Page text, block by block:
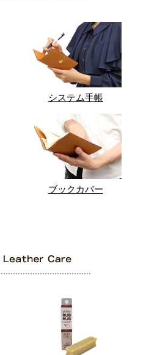
システム手帳
ブックカバー